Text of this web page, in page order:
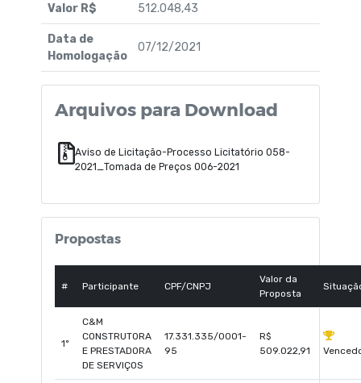
Valor R$ 512.048,43
Data de
Homologação
07/12/2021
Arquivos para Download
Aviso de Licitação-Processo Licitatório 058-
2021_Tomada de Preços 006-2021
Propostas
# Participante CPF/CNPJ
Valor da
Proposta
1º
C&M
CONSTRUTORA
E PRESTADORA
DE SERVIÇOS
17.331.335/0001-
95
R$
509.022,91